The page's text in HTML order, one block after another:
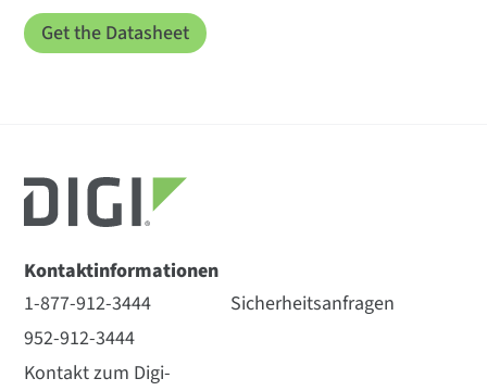
Kontaktinformationen
1-877-912-3444
952-912-3444
Kontakt zum Digi-
Sicherheitsanfragen